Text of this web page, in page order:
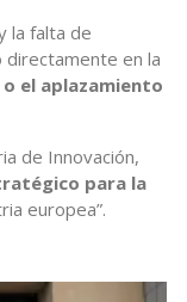
la falta de
directamente en la
el aplazamiento
de Innovación,
para la
europea”.